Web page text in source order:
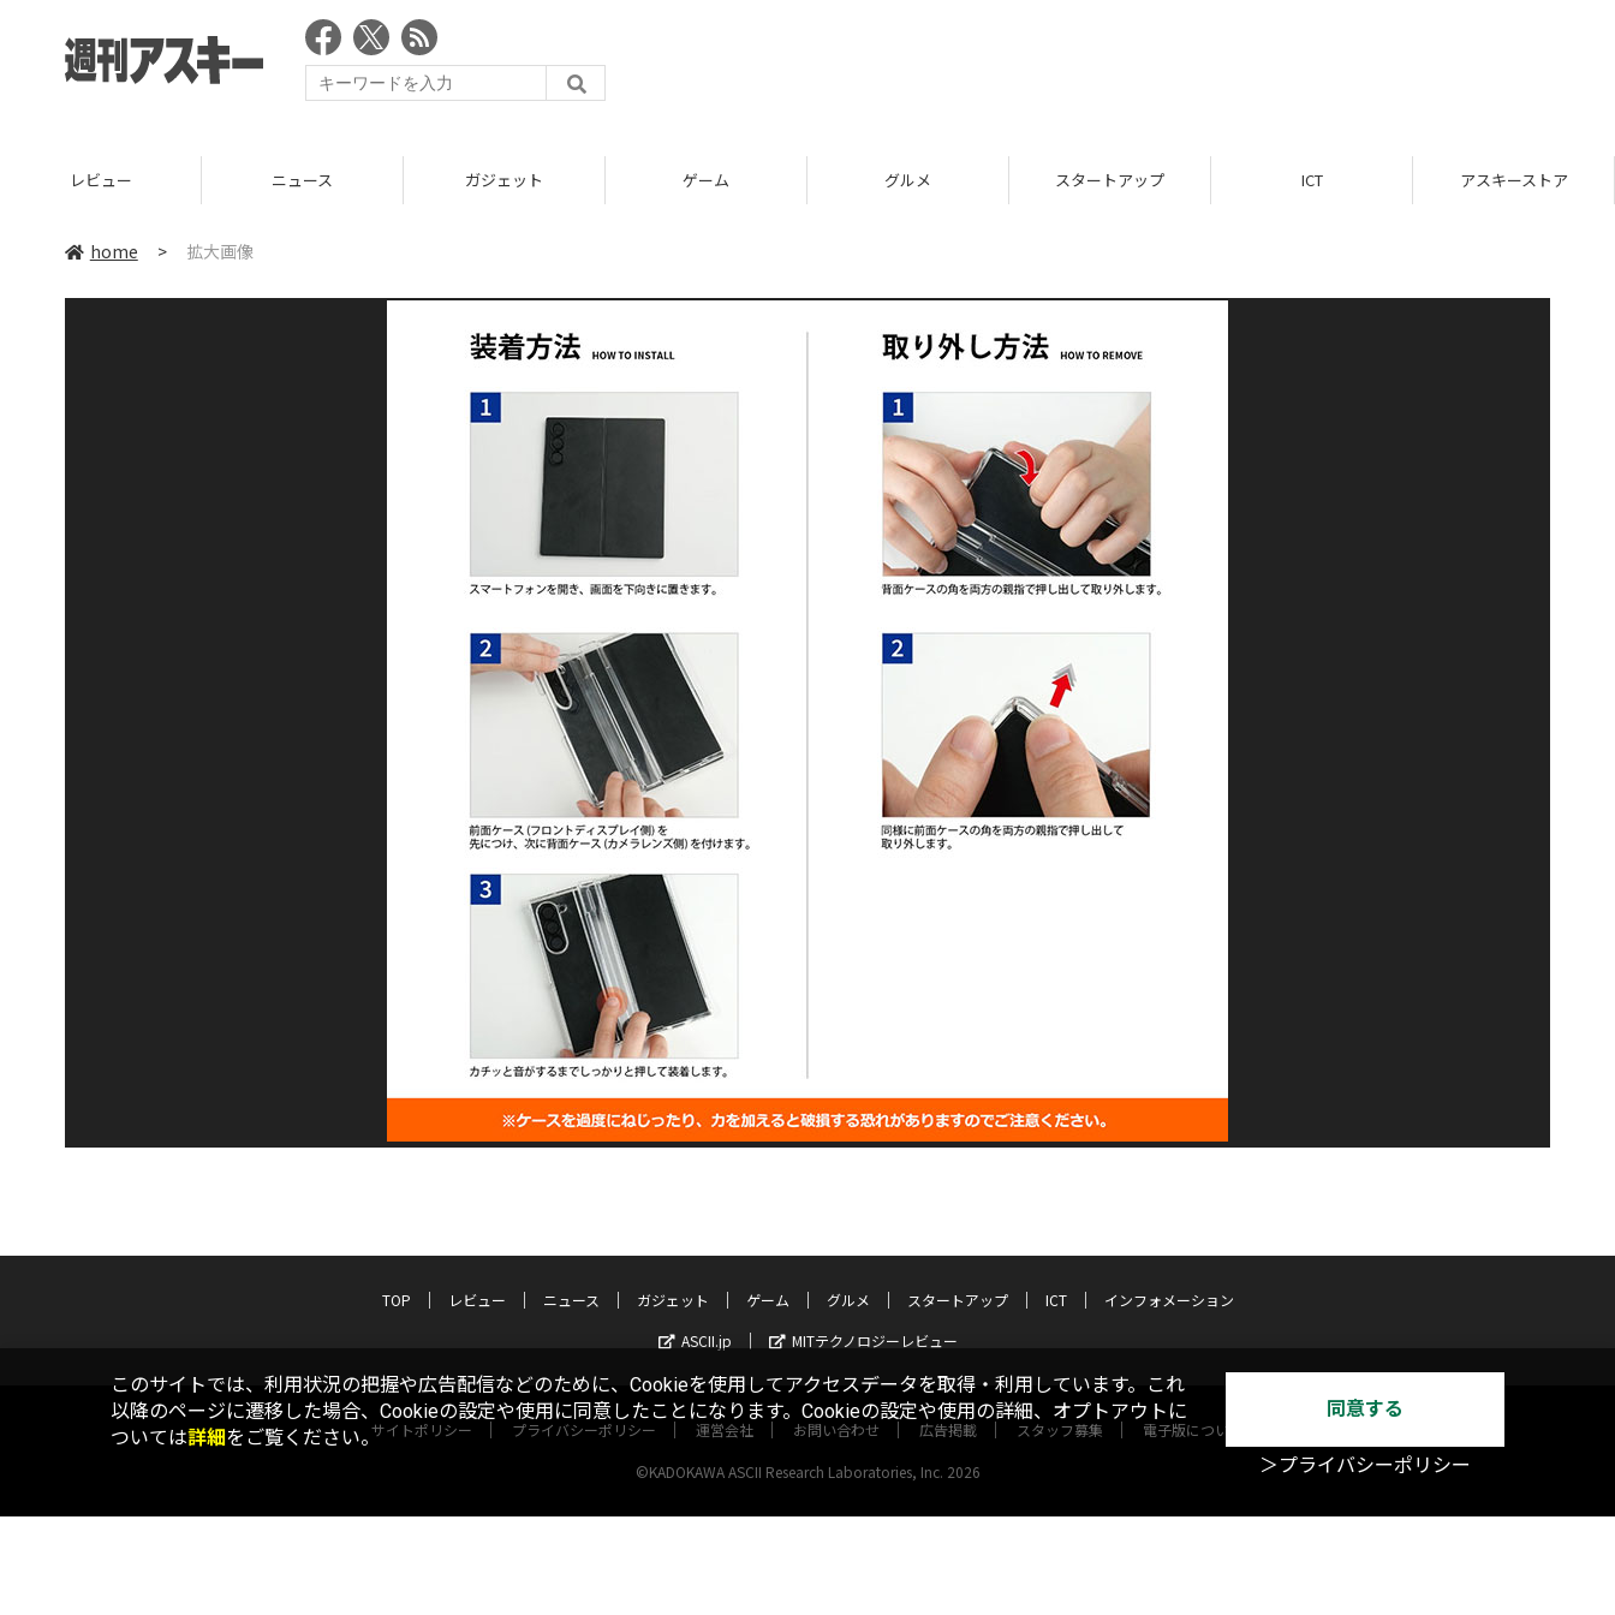
レビュー ニュース ガジェット ゲーム グルメ スタートアップ ICT アスキーストア
home > 拡大画像
TOP レビュー ニュース ガジェット ゲーム グルメ スタートアップ ICT
インフォメーション
ASCII.jp
MITテクノロジーレビュー
サイトポリシー プライバシーポリシー 運営会社 お問い合わせ 広告掲載 スタッフ募集 電子版について
©KADOKAWA ASCII Research Laboratories, Inc. 2026
このサイトでは、利用状況の把握や広告配信などのために、Cookieを使用してアクセスデータを取得・利用しています。これ
以降のページに遷移した場合、Cookieの設定や使用に同意したことになります。Cookieの設定や使用の詳細、オプトアウトに
ついては詳細をご覧ください。
同意する
＞プライバシーポリシー